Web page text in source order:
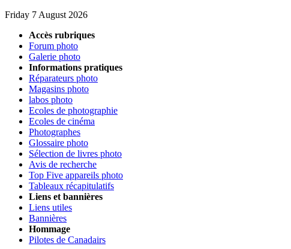
Friday 7 August 2026
Accès rubriques
Forum photo
Galerie photo
Informations pratiques
Réparateurs photo
Magasins photo
labos photo
Ecoles de photographie
Ecoles de cinéma
Photographes
Glossaire photo
Sélection de livres photo
Avis de recherche
Top Five appareils photo
Tableaux récapitulatifs
Liens et bannières
Liens utiles
Bannières
Hommage
Pilotes de Canadairs